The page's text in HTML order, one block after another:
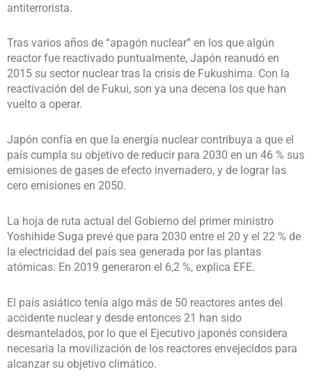
antiterrorista.
Tras varios años de “apagón nuclear” en los que algún
reactor fue reactivado puntualmente, Japón reanudó en
2015 su sector nuclear tras la crisis de Fukushima. Con la
reactivación del de Fukui, son ya una decena los que han
vuelto a operar.
Japón confía en que la energía nuclear contribuya a que el
país cumpla su objetivo de reducir para 2030 en un 46 % sus
emisiones de gases de efecto invernadero, y de lograr las
cero emisiones en 2050.
La hoja de ruta actual del Gobierno del primer ministro
Yoshihide Suga prevé que para 2030 entre el 20 y el 22 % de
la electricidad del país sea generada por las plantas
atómicas. En 2019 generaron el 6,2 %, explica EFE.
El país asiático tenía algo más de 50 reactores antes del
accidente nuclear y desde entonces 21 han sido
desmantelados, por lo que el Ejecutivo japonés considera
necesaria la movilización de los reactores envejecidos para
alcanzar su objetivo climático.